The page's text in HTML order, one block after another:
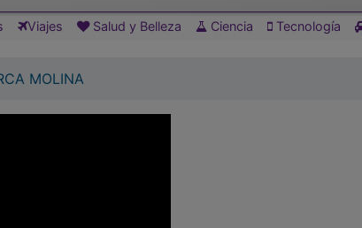
Viajes Salud y Belleza Ciencia Tecnología
MOLINA